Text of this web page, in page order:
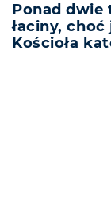
Ponad dwie
łaciny,
Kościoła